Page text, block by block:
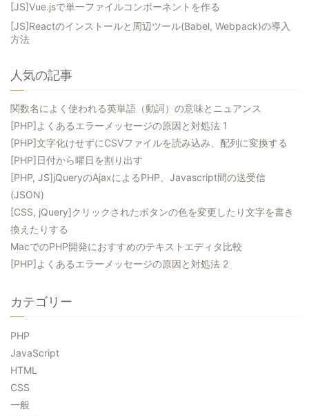
[JS]Vue.jsで単一ファイルコンポーネントを作る
[JS]Reactのインストールと周辺ツール(Babel, Webpack)の導入
方法
人気の記事
関数名によく使われる英単語（動詞）の意味とニュアンス
[PHP]よくあるエラーメッセージの原因と対処法 1
[PHP]文字化けせずにCSVファイルを読み込み、配列に変換する
[PHP]日付から曜日を割り出す
[PHP, JS]jQueryのAjaxによるPHP、Javascript間の送受信
(JSON)
[CSS, jQuery]クリックされたボタンの色を変更したり文字を書き
換えたりする
MacでのPHP開発におすすめのテキストエディタ比較
[PHP]よくあるエラーメッセージの原因と対処法 2
カテゴリー
PHP
JavaScript
HTML
CSS
一般